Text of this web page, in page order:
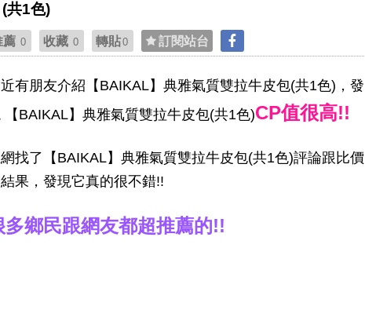
(共1色)
薦 0 收藏 0 轉貼0 訂閱站台
有朋友介紹【BAIKAL】典雅氣質雙拉牛皮包(共1色)，發
【BAIKAL】典雅氣質雙拉牛皮包(共1色)CP值很高!!
找了【BAIKAL】典雅氣質雙拉牛皮包(共1色)評論跟比價
果，發現它真的很不錯!!
多鄉民跟網友都超推薦的!!